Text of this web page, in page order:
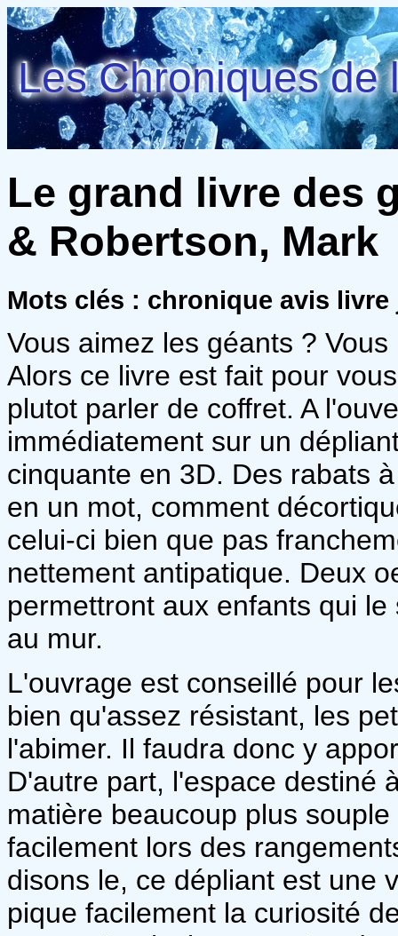
Les Chroniques de
Le grand livre des
& Robertson, Mark
Mots clés : chronique avis
Vous aimez les géants ?
Alors ce livre est fait pour
plutot parler de coffret. A
immédiatement sur un
cinquante en 3D. Des rabats
en un mot, comment
celui-ci bien que pas
nettement antipatique. Deux
permettront aux enfants qui
au mur.
L'ouvrage est conseillé pour
bien qu'assez résistant, les
l'abimer. Il faudra donc y
D'autre part, l'espace destiné
matière beaucoup plus
facilement lors des
disons le, ce dépliant est une
pique facilement la curiosité